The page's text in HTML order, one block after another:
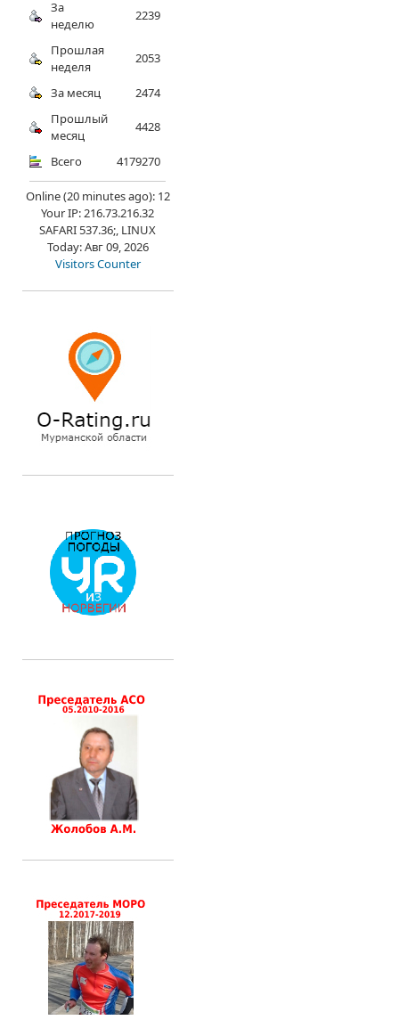
За
неделю
2239
Прошлая
неделя
2053
За месяц
2474
Прошлый
месяц
4428
Всего 4179270
Online (20 minutes ago): 12
Your IP: 216.73.216.32
SAFARI 537.36;, LINUX
Today: Авг 09, 2026
Visitors Counter